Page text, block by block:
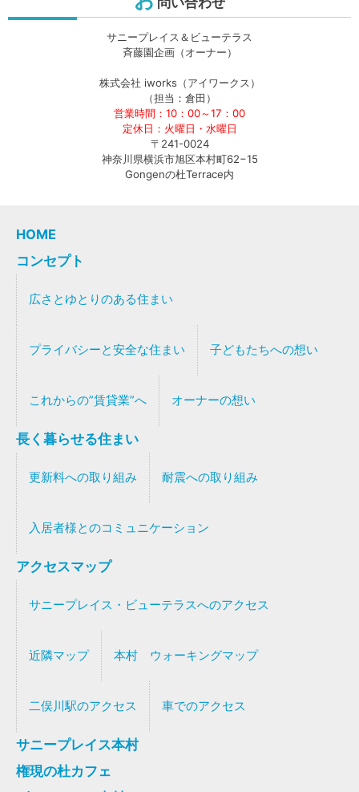
サニープレイス＆ビューテラス
斉藤園企画（オーナー）
株式会社 iworks（アイワークス）
（担当：倉田）
営業時間：10：00～17：00
定休日：火曜日・水曜日
〒241-0024
神奈川県横浜市旭区本村町62−15
Gongenの杜Terrace内
HOME
コンセプト
広さとゆとりのある住まい
プライバシーと安全な住まい 子どもたちへの想い
これからの”賃貸業”へ オーナーの想い
長く暮らせる住まい
更新料への取り組み 耐震への取り組み
入居者様とのコミュニケーション
アクセスマップ
サニープレイス・ビューテラスへのアクセス
近隣マップ 本村 ウォーキングマップ
二俣川駅のアクセス 車でのアクセス
サニープレイス本村
権現の杜カフェ